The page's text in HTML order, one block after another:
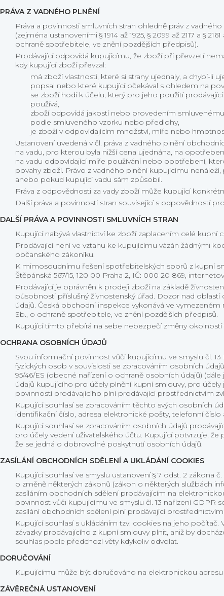
PRÁVA Z VADNÉHO PLNĚNÍ
Práva a povinnosti smluvních stran ohledně práv z
(zejména ustanoveními § 1914 až 1925, § 2099 až 2117 a §
ochraně spotřebitele, ve znění pozdějších předpisů).
Prodávající odpovídá kupujícímu, že zboží při převzetí
kdy kupující zboží převzal:
má zboží vlastnosti, které si strany ujednaly, a chybí-li
popsal nebo které kupující očekával s ohledem na
se zboží hodí k účelu, který pro jeho použití
používá,
zboží odpovídá jakostí nebo provedením
podle smluveného vzorku nebo předlohy,
je zboží v odpovídajícím množství, míře nebo
Ustanovení uvedená v čl. práva z vadného plnění
na vadu, pro kterou byla nižší cena ujednána, na
na vadu odpovídající míře používání nebo opotřebení,
povahy zboží. Právo z vadného plnění kupujícímu
anebo pokud kupující vadu sám způsobil.
Práva z odpovědnosti za vady zboží může kupující
Další práva a povinnosti stran související s odpovědností
DALŠÍ PRÁVA A POVINNOSTI SMLUVNÍCH STRAN
Kupující nabývá vlastnictví ke zboží zaplacením celé kupní
Prodávající není ve vztahu ke kupujícímu vázán žádnými
občanského zákoníku.
K mimosoudnímu řešení spotřebitelských sporů z kupní
Štěpánská 567/15, 120 00 Praha 2, IČ: 000 20 869,
Prodávající je oprávněn k prodeji zboží na základě
působnosti příslušný živnostenský úřad. Dozor nad
údajů. Česká obchodní inspekce vykonává ve
Sb., o ochraně spotřebitele, ve znění pozdějších předpisů.
Kupující tímto přebírá na sebe nebezpečí změny okolností
OCHRANA OSOBNÍCH ÚDAJŮ
Svou informační povinnost vůči kupujícímu ve smyslu čl.
fyzických osob v souvislosti se zpracováním osobních
95/46/ES (obecné nařízení o ochraně osobních údajů) (dále
údajů kupujícího pro účely plnění kupní smlouvy, pro
povinností prodávajícího plní prodávající prostřednictvím
Kupující souhlasí se zpracováním těchto svých osobních
identifikační číslo, adresa elektronické pošty, telefonní číslo
Kupující souhlasí se zpracováním osobních údajů
pro účely vedení uživatelského účtu. Kupující potvrzuje,
že se jedná o dobrovolné poskytnutí osobních údajů.
ZASÍLÁNÍ OBCHODNÍCH SDĚLENÍ A UKLÁDÁNÍ COOKIES
Kupující souhlasí ve smyslu ustanovení § 7 odst. 2
o změně některých zákonů (zákon o některých službách
zasíláním obchodních sdělení prodávajícím na
povinnost vůči kupujícímu ve smyslu čl. 13 nařízení
zasílání obchodních sdělení plní prodávající
Kupující souhlasí s ukládáním tzv. cookies na jeho
závazky prodávajícího z kupní smlouvy plnit, aniž by
souhlas podle předchozí věty kdykoliv odvolat.
DORUČOVÁNÍ
Kupujícímu může být doručováno na elektronickou
ZÁVĚREČNÁ USTANOVENÍ